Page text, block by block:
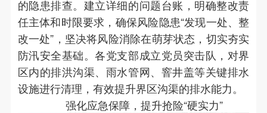
的隐患排查。建立详细的问题台账，明确整改责
任主体和时限要求，确保风险隐患“发现一处、整
改一处”，坚决将风险消除在萌芽状态，切实夯实
防汛安全基础。各党支部成立党员突击队，对界
区内的排洪沟渠、雨水管网、窨井盖等关键排水
设施进行清理，有效提升界区沟渠的排水能力。
强化应急保障，提升抢险“硬实力”